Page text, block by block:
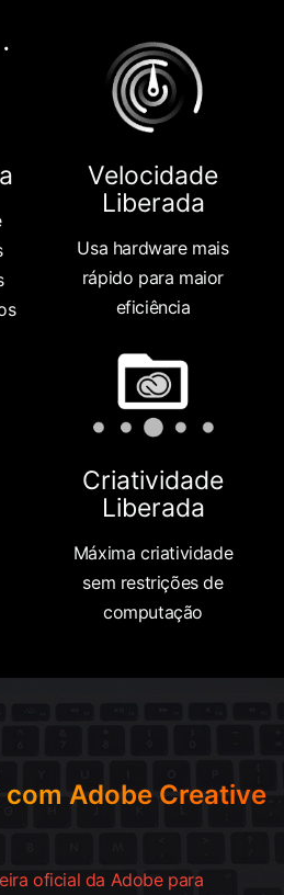
Velocidade
Liberada
Usa hardware mais
rápido para maior
eficiência
Criatividade
Liberada
Máxima criatividade
sem restrições de
computação
com Adobe Creative
oficial da Adobe para